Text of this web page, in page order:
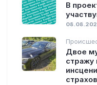
В
Двое
стражу